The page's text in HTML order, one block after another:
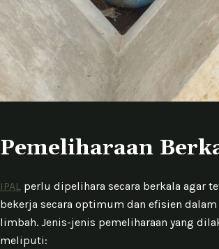
Pemeliharaan
IPAL perlu dipelihara secara berkala agar
bekerja secara optimum dan efisien
limbah. Jenis-jenis pemeliharaan yang
meliputi: